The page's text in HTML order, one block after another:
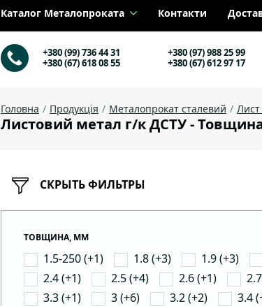
Каталог Металопроката Контакти
+380 (99) 736 44 31
+380 (97) 988 25 99
+380 (67) 618 08 55
+380 (67) 612 97 17
Головна Продукція Металопрокат сталевий Лист
Листовий метал г/к ДСТУ -
СКРЫТЬ ФИЛЬТРЫ
ТОВЩИНА, ММ
1.5-250 (+1) 1.8 (+3) 1.9 (+3)
2.4 (+1)
2.5 (+4) 2.6 (+1)
3.3 (+1)
3 (+6) 3.2 (+2) 3.4